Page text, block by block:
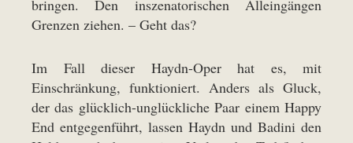
bringen. Den inszenatorischen Alleingängen
Grenzen ziehen. – Geht das?
Im Fall dieser Haydn-Oper hat es, mit
Einschränkung, funktioniert. Anders als Gluck,
der das glücklich-unglückliche Paar einem Happy
End entgegenführt, lassen Haydn und Badini den